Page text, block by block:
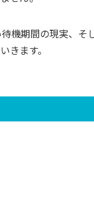
機期間の現実、そ
きます。